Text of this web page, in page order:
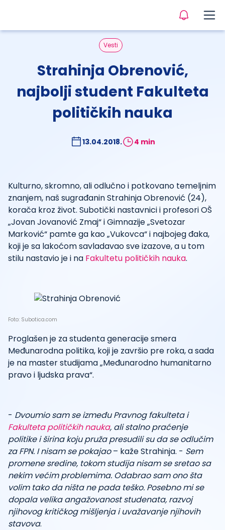
Vesti
Strahinja Obrenović,
najbolji student Fakulteta
političkih nauka
13.04.2018. 4 min
Kulturno, skromno, ali odlučno i potkovano temeljnim
znanjem, naš sugrađanin Strahinja Obrenović (24),
korača kroz život. Subotički nastavnici i profesori OŠ
„Jovan Jovanović Zmaj“ i Gimnazije „Svetozar
Marković“ pamte ga kao „Vukovca“ i najbojeg đaka,
koji je sa lakoćom savladavao sve izazove, a u tom
stilu nastavio je i na Fakultetu političkih nauka.
Foto: Subotica.com
Proglašen je za studenta generacije smera
Međunarodna politika, koji je završio pre roka, a sada
je na master studijama „Međunarodno humanitarno
pravo i ljudska prava“.
- Dvoumio sam se između Pravnog fakulteta i
Fakulteta političkih nauka, ali stalno praćenje
politike i širina koju pruža presudili su da se odlučim
za FPN. I nisam se pokajao– kaže Strahinja. - Sem
promene sredine, tokom studija nisam se sretao sa
nekim većim problemima. Odabrao sam ono šta
volim tako da ništa ne pada teško. Posebno mi se
dopala velika angažovanost studenata, razvoj
njihovog kritičkog mišljenja i uvažavanje njihovih
stavova.